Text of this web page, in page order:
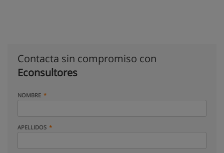
Contacta sin compromiso con
Econsultores
NOMBRE
APELLIDOS